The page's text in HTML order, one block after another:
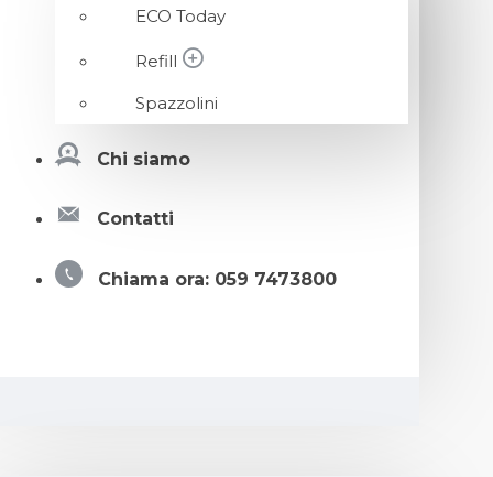
ECO Today
Refill
Spazzolini
Chi siamo
Contatti
Chiama ora: 059 7473800